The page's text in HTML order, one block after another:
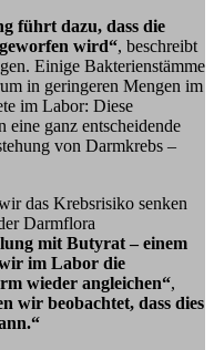
führt dazu, dass die
wird“, beschreibt
Einige Bakterienstämme
in geringeren Mengen im
im Labor: Diese
eine ganz entscheidende
von Darmkrebs –
das Krebsrisiko senken
Darmflora
mit Butyrat – einem
im Labor die
wieder angleichen“,
wir beobachtet, dass dies